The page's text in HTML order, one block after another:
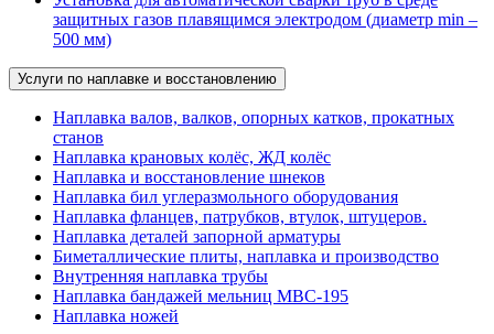
защитных газов плавящимся электродом (диаметр min –
500 мм)
Услуги по наплавке и восстановлению
Наплавка валов, валков, опорных катков, прокатных
станов
Наплавка крановых колёс, ЖД колёс
Наплавка и восстановление шнеков
Наплавка бил углеразмольного оборудования
Наплавка фланцев, патрубков, втулок, штуцеров.
Наплавка деталей запорной арматуры
Биметаллические плиты, наплавка и производство
Внутренняя наплавка трубы
Наплавка бандажей мельниц МВС-195
Наплавка ножей